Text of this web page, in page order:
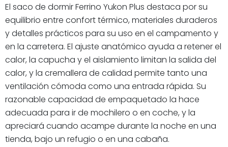
El saco de dormir Ferrino Yukon Plus destaca por su
equilibrio entre confort térmico, materiales duraderos
y detalles prácticos para su uso en el campamento y
en la carretera. El ajuste anatómico ayuda a retener el
calor, la capucha y el aislamiento limitan la salida del
calor, y la cremallera de calidad permite tanto una
ventilación cómoda como una entrada rápida. Su
razonable capacidad de empaquetado la hace
adecuada para ir de mochilero o en coche, y la
apreciará cuando acampe durante la noche en una
tienda, bajo un refugio o en una cabaña.